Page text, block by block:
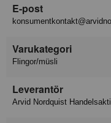
E-post
Varukategori
Flingor/müsli
Leverantör
Arvid Nordquist